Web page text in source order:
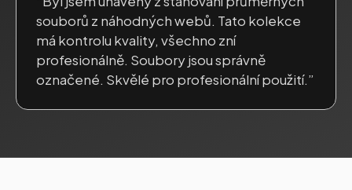
souborů z náhodných webů. Tato kolekce
má kontrolu kvality, všechno zní
profesionálně. Soubory jsou správně
označené. Skvělé pro profesionální použití.”